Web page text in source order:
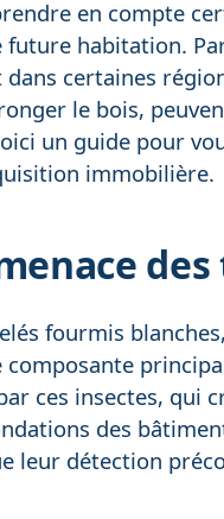
en compte
habitation.
certaines
le bois,
un guide pour
immobilière.
fourmis
ces insectes, qui
des
leur détection